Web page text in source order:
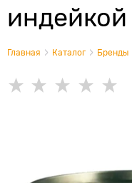
индейкой
Главная Каталог Бренды